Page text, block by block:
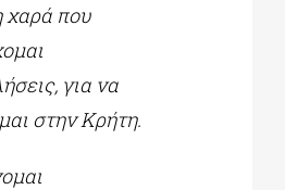
χαρά που
για να
στην Κρήτη.